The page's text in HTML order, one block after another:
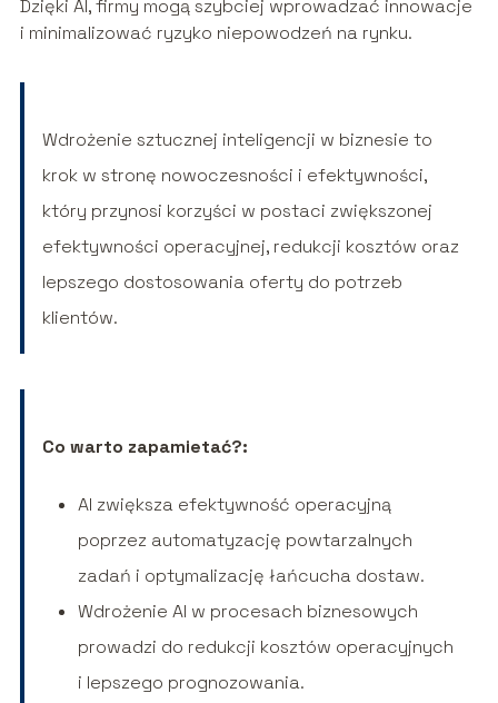
Dzięki AI, firmy mogą szybciej wprowadzać innowacje
i minimalizować ryzyko niepowodzeń na rynku.
Wdrożenie sztucznej inteligencji w biznesie to
krok w stronę nowoczesności i efektywności,
który przynosi korzyści w postaci zwiększonej
efektywności operacyjnej, redukcji kosztów oraz
lepszego dostosowania oferty do potrzeb
klientów.
Co warto zapamietać?:
AI zwiększa efektywność operacyjną
poprzez automatyzację powtarzalnych
zadań i optymalizację łańcucha dostaw.
Wdrożenie AI w procesach biznesowych
prowadzi do redukcji kosztów operacyjnych
i lepszego prognozowania.